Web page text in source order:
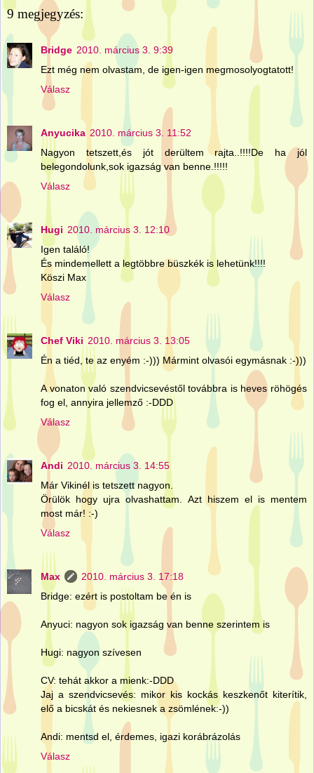
9 megjegyzés:
Bridge 2010. március 3. 9:39
Ezt még nem olvastam, de igen-igen megmosolyogtatott!
Válasz
Anyucika 2010. március 3. 11:52
Nagyon tetszett,és jót derültem rajta..!!!!De ha jól
belegondolunk,sok igazság van benne.!!!!!
Válasz
Hugi 2010. március 3. 12:10
Igen találó!
És mindemellett a legtöbbre büszkék is lehetünk!!!!
Köszi Max
Válasz
Chef Viki 2010. március 3. 13:05
Én a tiéd, te az enyém :-))) Mármint olvasói egymásnak :-)))
A vonaton való szendvicsevéstől továbbra is heves röhögés
fog el, annyira jellemző :-DDD
Válasz
Andi 2010. március 3. 14:55
Már Vikinél is tetszett nagyon.
Örülök hogy ujra olvashattam. Azt hiszem el is mentem
most már! :-)
Válasz
Max
2010. március 3. 17:18
Bridge: ezért is postoltam be én is
Anyuci: nagyon sok igazság van benne szerintem is
Hugi: nagyon szívesen
CV: tehát akkor a mienk:-DDD
Jaj a szendvicsevés: mikor kis kockás keszkenőt kiterítik,
elő a bicskát és nekiesnek a zsömlének:-))
Andi: mentsd el, érdemes, igazi korábrázolás
Válasz